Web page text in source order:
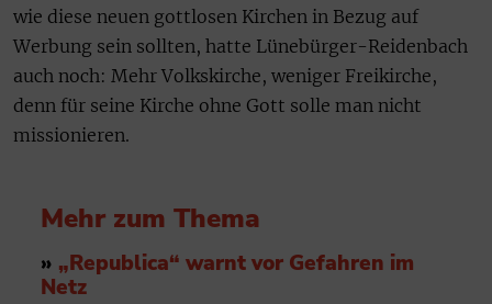
wie diese neuen gottlosen Kirchen in Bezug auf
Werbung sein sollten, hatte Lünebürger-Reidenbach
auch noch: Mehr Volkskirche, weniger Freikirche,
denn für seine Kirche ohne Gott solle man nicht
missionieren.
Mehr zum Thema
» „Republica“ warnt vor Gefahren im
Netz